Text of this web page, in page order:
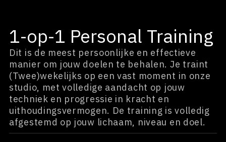
1-op-1 Personal Training
Dit is de meest persoonlijke en effectieve
manier om jouw doelen te behalen. Je traint
(Twee)wekelijks op een vast moment in onze
studio, met volledige aandacht op jouw
techniek en progressie in kracht en
uithoudingsvermogen. De training is volledig
afgestemd op jouw lichaam, niveau en doel.